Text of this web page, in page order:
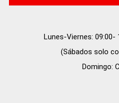
Lunes-Viernes: 09:00-
(Sábados solo
Domingo: